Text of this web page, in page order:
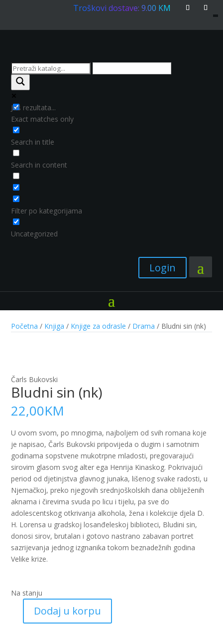
Troškovi dostave: 9.00 KM
Još rezultata...
Exact matches only
Search in title
Search in content
Filter po kategorijama
Uncategorized
Login
Početna / Knjiga / Knjige za odrasle / Drama / Bludni sin (nk)
Čarls Bukovski
Bludni sin (nk)
22,00KM
U ovom svom, po mnogima, najboljem od svih romana koje
je napisao, Čarls Bukovski pripovijeda o dugim i samotnim
godinama sopstvene mukotrpne mladosti, pregovarajući
sirovim glasom svog alter ega Henrija Kinaskog. Pokrivajući
period od djetinjstva glavnog junaka, lišenog svake radosti, u
Njemačkoj, preko njegovih srednjoškolskih dana obliježenih
aknama i čirevima svuda po licu i tijelu, pa sve do
adolescentskog otkrivanja alkohola, žena i kolekcije djela D.
H. Lorensa u gradskoj losanđeleskoj biblioteci, Bludini sin,
donosi sirov, brutalan i gotovo nastrano zabavan portret
sazrijevanja jednog izgnanika tokom beznadežnih godina
Velike krize.
Na stanju
Dodaj u korpu